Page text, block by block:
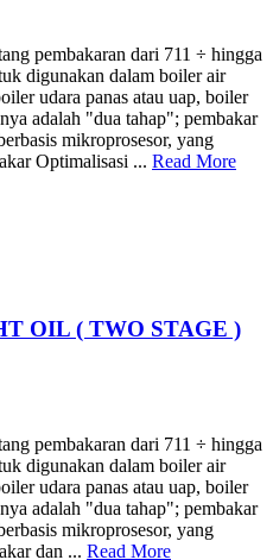
pembakaran dari 711 ÷ hingga
digunakan dalam boiler air
udara panas atau uap, boiler
adalah "dua tahap"; pembakar
mikroprosesor, yang
Optimalisasi ... Read More
OIL ( TWO STAGE )
pembakaran dari 711 ÷ hingga
digunakan dalam boiler air
udara panas atau uap, boiler
adalah "dua tahap"; pembakar
mikroprosesor, yang
dan ... Read More